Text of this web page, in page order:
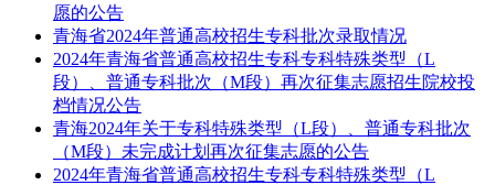
愿的公告
青海省2024年普通高校招生专科批次录取情况
2024年青海省普通高校招生专科专科特殊类型（L
段）、普通专科批次（M段）再次征集志愿招生院校投
档情况公告
青海2024年关于专科特殊类型（L段）、普通专科批次
（M段）未完成计划再次征集志愿的公告
2024年青海省普通高校招生专科专科特殊类型（L